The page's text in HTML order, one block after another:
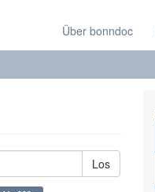
Über bonndoc
Los